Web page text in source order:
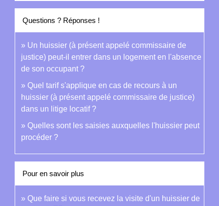
Questions ? Réponses !
Un huissier (à présent appelé commissaire de
justice) peut-il entrer dans un logement en l'absence
de son occupant ?
Quel tarif s'applique en cas de recours à un
huissier (à présent appelé commissaire de justice)
dans un litige locatif ?
Quelles sont les saisies auxquelles l'huissier peut
procéder ?
Pour en savoir plus
Que faire si vous recevez la visite d'un huissier de